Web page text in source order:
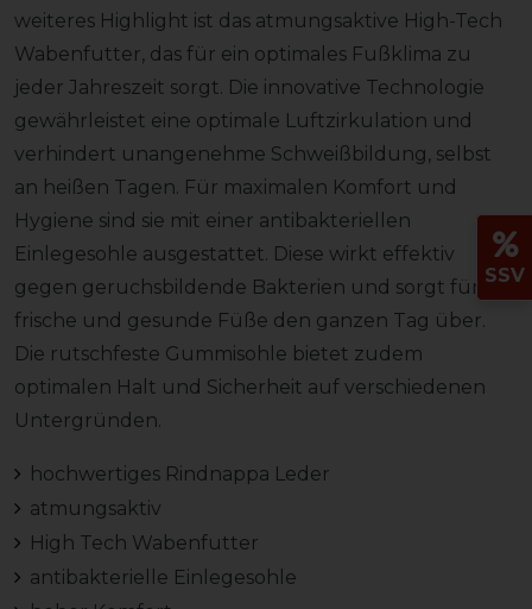
weiteres Highlight ist das atmungsaktive High-Tech
Wabenfutter, das für ein optimales Fußklima zu
jeder Jahreszeit sorgt. Die innovative Technologie
gewährleistet eine optimale Luftzirkulation und
verhindert unangenehme Schweißbildung, selbst
an heißen Tagen. Für maximalen Komfort und
Hygiene sind sie mit einer antibakteriellen
Einlegesohle ausgestattet. Diese wirkt effektiv
gegen geruchsbildende Bakterien und sorgt für
frische und gesunde Füße den ganzen Tag über.
Die rutschfeste Gummisohle bietet zudem
optimalen Halt und Sicherheit auf verschiedenen
Untergründen.
hochwertiges Rindnappa Leder
atmungsaktiv
High Tech Wabenfutter
antibakterielle Einlegesohle
SSV